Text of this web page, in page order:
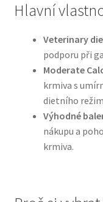
N&D Farmina
Oblečky pro psy
Pamlsky pro psy
Pelíšky pro psy
Ortopedické
Hlavní
Veterinary
podporu při
Moderate
krmiva s
dietního
Výhodné
nákupu a
krmiva.